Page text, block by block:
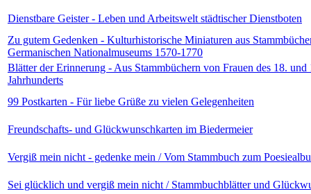
Dienstbare Geister - Leben und Arbeitswelt städtischer Dienstboten
Zu gutem Gedenken - Kulturhistorische Miniaturen aus
Germanischen Nationalmuseums 1570-1770
Blätter der Erinnerung - Aus Stammbüchern von Frauen des 18. und
Jahrhunderts
99 Postkarten - Für liebe Grüße zu vielen Gelegenheiten
Freundschafts- und Glückwunschkarten im Biedermeier
Vergiß mein nicht - gedenke mein / Vom Stammbuch zum
Sei glücklich und vergiß mein nicht / Stammbuchblätter und